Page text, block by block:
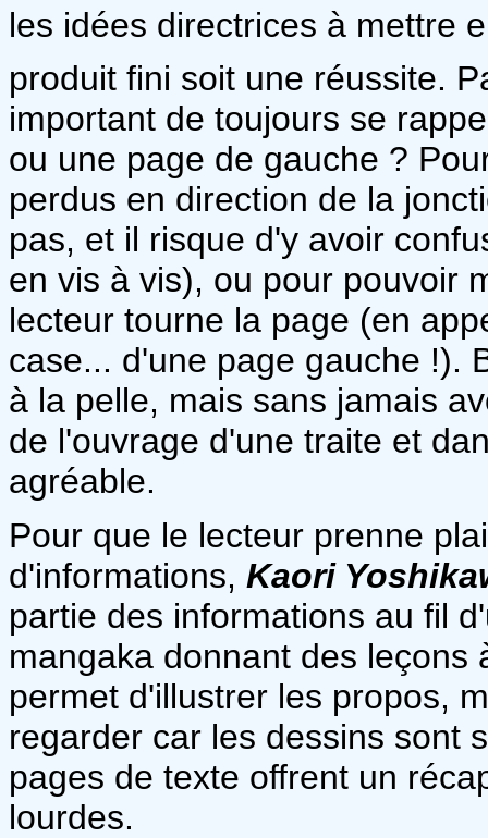
les idées directrices à mettre
produit fini soit une réussite.
important de toujours se
ou une page de gauche ?
perdus en direction de la
pas, et il risque d'y avoir
en vis à vis), ou pour pouvoir
lecteur tourne la page (en
case... d'une page gauche !).
à la pelle, mais sans jamais
de l'ouvrage d'une traite et
agréable.
Pour que le lecteur prenne
d'informations, Kaori
partie des informations au fil
mangaka donnant des leçons
permet d'illustrer les propos,
regarder car les dessins sont
pages de texte offrent un
lourdes.